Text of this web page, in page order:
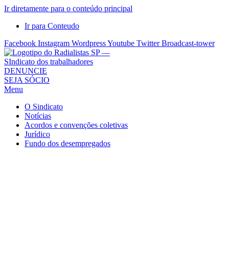
Ir diretamente para o conteúdo principal
Ir para Conteudo
Facebook Instagram WordpressYoutube Twitter Broadcast-tower
Sindicato
dos
Radialistas
São
Paulo
Sindicato
DENUNCIE
SEJA SÓCIO
Menu
O Sindicato
Notícias
Acordos e convenções coletivas
Jurídico
Fundo dos desempregados